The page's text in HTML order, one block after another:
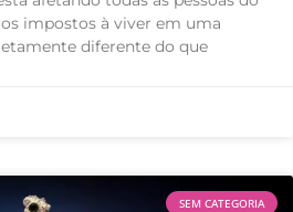
impostos à viver em uma
diferente do que
SEM CATEGORIA